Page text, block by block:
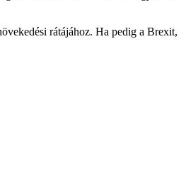
rátájához. Ha pedig a Brexit,